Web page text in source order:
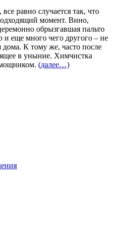
равно случается так, что
момент. Вино,
обрызгавшая пальто
еще много чего другого – не
К тому же, часто после
в уныние. Химчистка
(далее…)